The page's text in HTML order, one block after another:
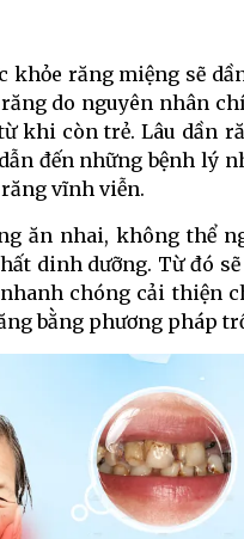
răng miệng sẽ
do nguyên nhân
khi còn trẻ. Lâu dần
đến những bệnh lý
vĩnh viễn.
ăn nhai, không thể
dinh dưỡng. Từ đó
chóng cải thiện
bằng phương pháp